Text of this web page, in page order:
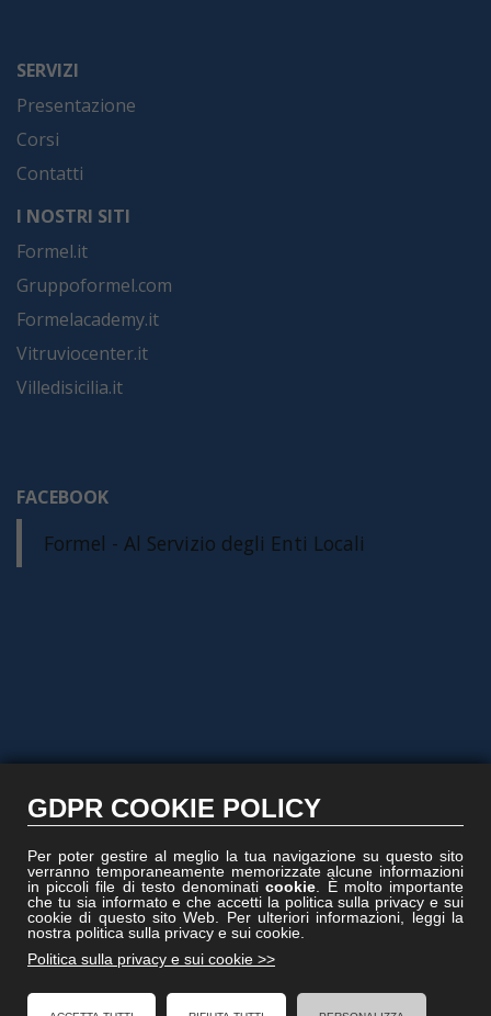
SERVIZI
Presentazione
Corsi
Contatti
I NOSTRI SITI
Formel.it
Gruppoformel.com
Formelacademy.it
Vitruviocenter.it
Villedisicilia.it
FACEBOOK
Formel - Al Servizio degli Enti Locali
© Copyright 2018PAefficace.it
GDPR COOKIE POLICY
Per poter gestire al meglio la tua navigazione su questo sito
verranno temporaneamente memorizzate alcune informazioni
in piccoli file di testo denominaticookie . È molto importante
che tu sia informato e che accetti la politica sulla privacy e sui
cookie di questo sito Web. Per ulteriori informazioni, leggi la
nostra politica sulla privacy e sui cookie.
Politica sulla privacy e sui cookie >>